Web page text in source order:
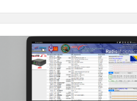
WEBCLUSTER EA4URE
Conoce el nuevo WebCluster de URE,
ahora con nuevos filtros e información y